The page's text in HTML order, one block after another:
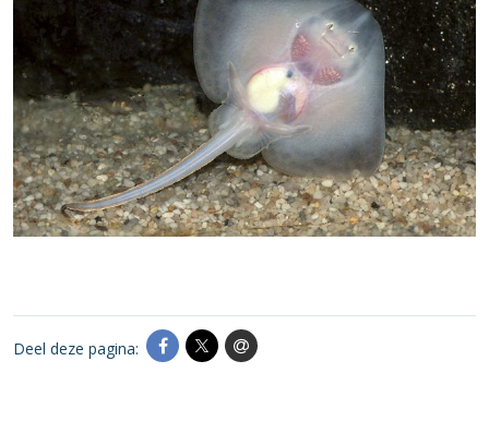
Deel deze pagina: